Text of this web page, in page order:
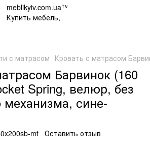
с матрасом Кровать с матрасом
Барвинок (160
Spring, велюр, без
механизма, сине-
mt Оставить отзыв